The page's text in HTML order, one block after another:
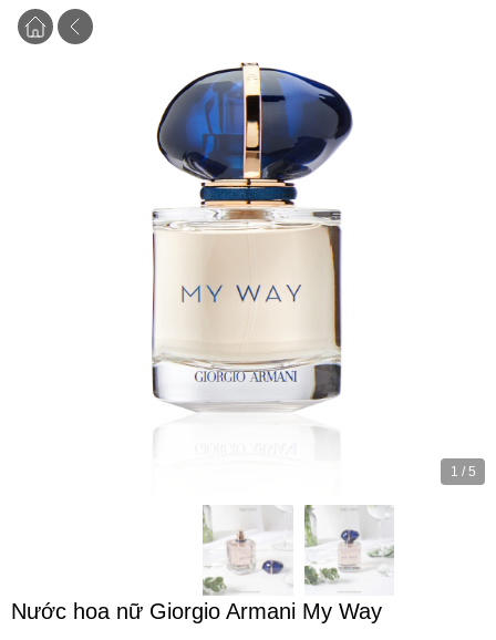
1 / 5
Nước hoa nữ Giorgio Armani My Way